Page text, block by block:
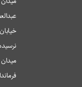
عبدالعظیم،
خیابان
نرسیده
میدان
فرمانداری،